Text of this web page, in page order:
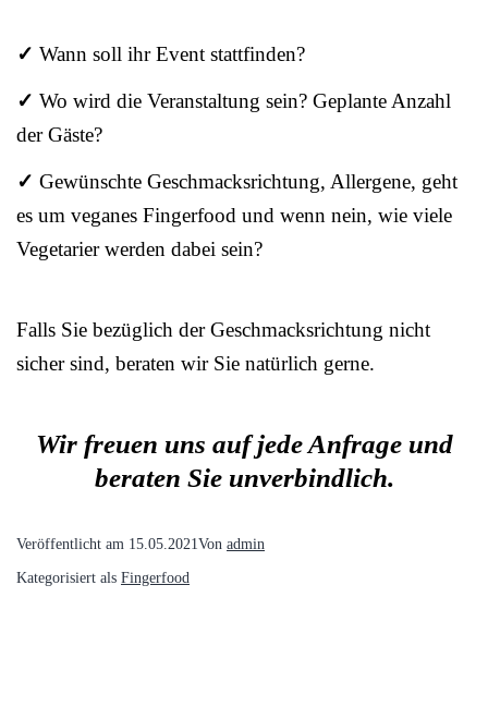
✓ Wann soll ihr Event stattfinden?
✓ Wo wird die Veranstaltung sein? Geplante Anzahl
der Gäste?
✓ Gewünschte Geschmacksrichtung, Allergene, geht
es um veganes Fingerfood und wenn nein, wie viele
Vegetarier werden dabei sein?
Falls Sie bezüglich der Geschmacksrichtung nicht
sicher sind, beraten wir Sie natürlich gerne.
Wir freuen uns auf jede Anfrage und
beraten Sie unverbindlich.
Veröffentlicht am 15.05.2021Von admin
Kategorisiert als Fingerfood